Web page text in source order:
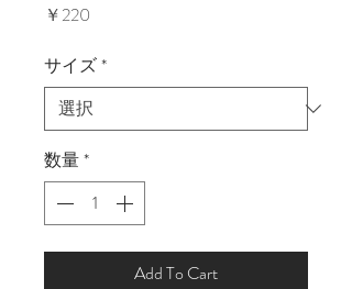
￥220
サイズ*
数量*
Add To Cart